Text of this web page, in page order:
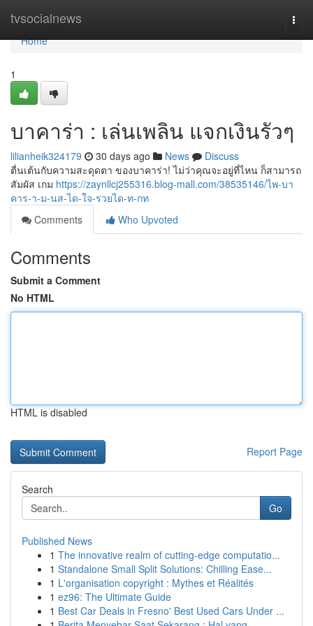
tvsocialnews
Home
Home
1
บาคาร่า : เล่นเพลิน แจกเงินรัวๆ
lilianheik324179 30 days ago News
Discuss
ตื่นเต้นกับความสะดุดตา ของบาคาร่า! ไม่ว่าคุณจะอยู่ที่ไหน ก็สามารถ
สัมผัส เกม https://zaynllcj255316.blog-mall.com/38535146/ไพ-บา
คาร-า-ม-นส-ได-ใจ-รวยได-ท-กท
Comments
Who Upvoted
Comments
Submit a Comment
No HTML
HTML is disabled
Report Page
Search
Go
Published News
1 The innovative realm of cutting-edge computatio...
1 Standalone Small Split Solutions: Chilling Ease...
1 L'organisation copyright : Mythes et Réalités
1 ez96: The Ultimate Guide
1 Best Car Deals in Fresno' Best Used Cars Under ...